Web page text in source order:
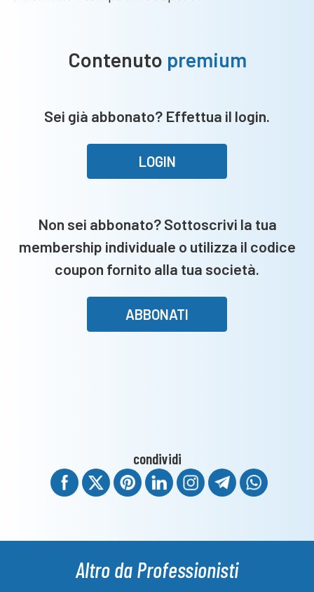
Contenuto premium
Sei già abbonato? Effettua il login.
LOGIN
Non sei abbonato? Sottoscrivi la tua
membership individuale o utilizza il codice
coupon fornito alla tua società.
ABBONATI
condividi
Altro da Professionisti